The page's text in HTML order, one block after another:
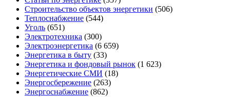
Строительство объектов энергетики (506)
Теплоснабжение (544)
Уголь (651)
Электротехника (300)
Электроэнергетика (6 659)
Энергетика в быту (33)
Энергетика и фондовый рынок (1 623)
Энергетические СМИ (18)
Энергосбережение (263)
Энергоснабжение (862)